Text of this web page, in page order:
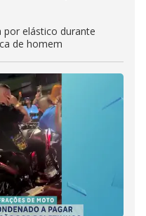
por elástico durante
de homem